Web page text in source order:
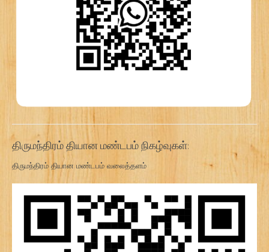
திருமந்திரம் தியான மண்டபம் நிகழ்வுகள்:
திருமந்திரம் தியான மண்டபம் வலைத்தளம்